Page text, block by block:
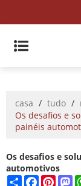
casa / tudo /
Os desafios e
painéis
Os desafios e
automotivos
ShareFacebook